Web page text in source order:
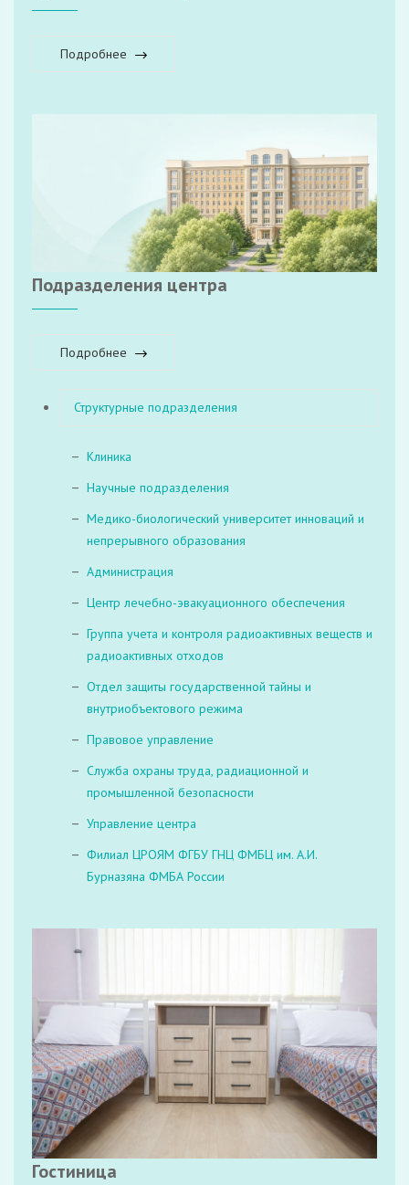
Подробнее
Подразделения центра
Подробнее
Структурные подразделения
Клиника
Научные подразделения
Медико-биологический университет инноваций и
непрерывного образования
Администрация
Центр лечебно-эвакуационного обеспечения
Группа учета и контроля радиоактивных веществ и
радиоактивных отходов
Отдел защиты государственной тайны и
внутриобъектового режима
Правовое управление
Служба охраны труда, радиационной и
промышленной безопасности
Управление центра
Филиал ЦРОЯМ ФГБУ ГНЦ ФМБЦ им. А.И.
Бурназяна ФМБА России
Гостиница